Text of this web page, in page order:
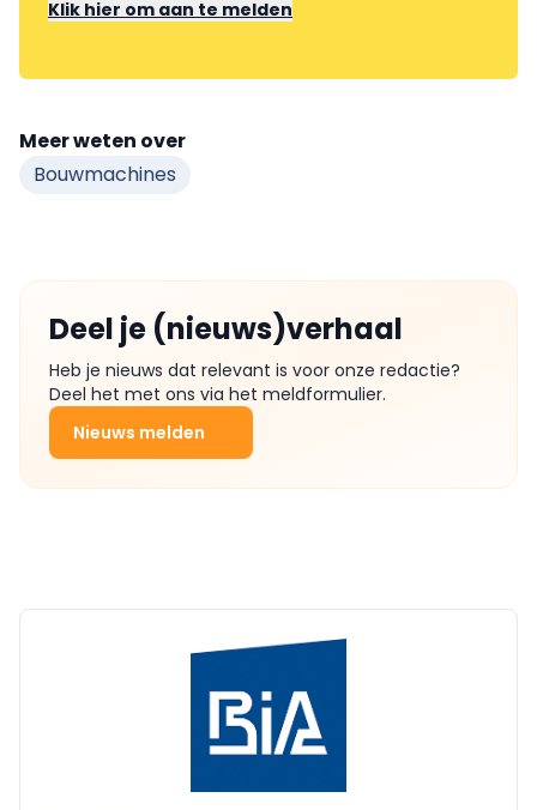
Klik hier om aan te melden
Meer weten over
Bouwmachines
Deel je (nieuws)verhaal
Heb je nieuws dat relevant is voor onze redactie?
Deel het met ons via het meldformulier.
Nieuws melden